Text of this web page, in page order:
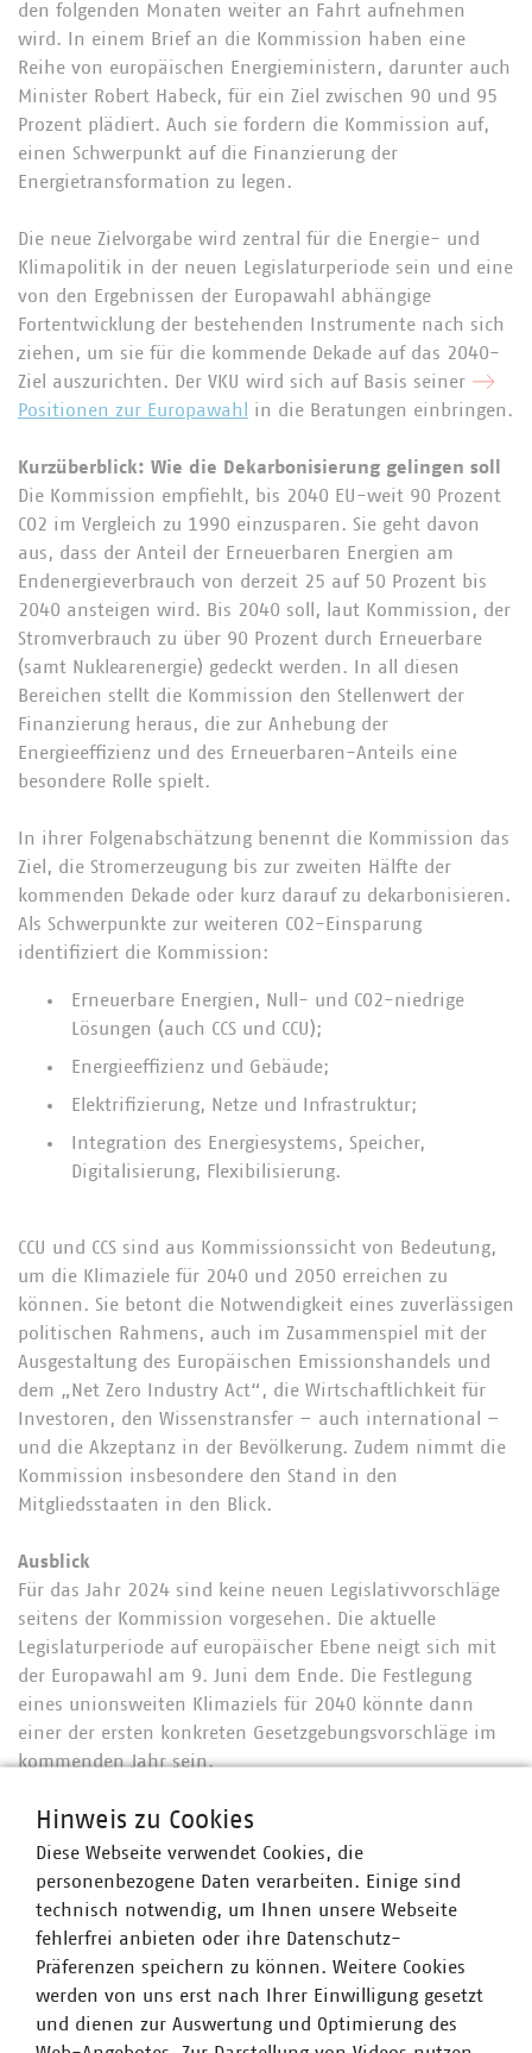
den folgenden Monaten weiter an Fahrt aufnehmen
wird. In einem Brief an die Kommission haben eine
Reihe von europäischen Energieministern, darunter auch
Minister Robert Habeck, für ein Ziel zwischen 90 und 95
Prozent plädiert. Auch sie fordern die Kommission auf,
einen Schwerpunkt auf die Finanzierung der
Energietransformation zu legen.
Die neue Zielvorgabe wird zentral für die Energie- und
Klimapolitik in der neuen Legislaturperiode sein und eine
von den Ergebnissen der Europawahl abhängige
Fortentwicklung der bestehenden Instrumente nach sich
ziehen, um sie für die kommende Dekade auf das 2040-
Ziel auszurichten. Der VKU wird sich auf Basis seiner
Positionen zur Europawahl
in die Beratungen einbringen.
Kurzüberblick: Wie die Dekarbonisierung gelingen soll
Die Kommission empfiehlt, bis 2040 EU-weit 90 Prozent
CO2 im Vergleich zu 1990 einzusparen. Sie geht davon
aus, dass der Anteil der Erneuerbaren Energien am
Endenergieverbrauch von derzeit 25 auf 50 Prozent bis
2040 ansteigen wird. Bis 2040 soll, laut Kommission, der
Stromverbrauch zu über 90 Prozent durch Erneuerbare
(samt Nuklearenergie) gedeckt werden. In all diesen
Bereichen stellt die Kommission den Stellenwert der
Finanzierung heraus, die zur Anhebung der
Energieeffizienz und des Erneuerbaren-Anteils eine
besondere Rolle spielt.
In ihrer Folgenabschätzung benennt die Kommission das
Ziel, die Stromerzeugung bis zur zweiten Hälfte der
kommenden Dekade oder kurz darauf zu dekarbonisieren.
Als Schwerpunkte zur weiteren CO2-Einsparung
identifiziert die Kommission:
Erneuerbare Energien, Null- und CO2-niedrige
Lösungen (auch CCS und CCU);
Energieeffizienz und Gebäude;
Elektrifizierung, Netze und Infrastruktur;
Integration des Energiesystems, Speicher,
Digitalisierung, Flexibilisierung.
CCU und CCS sind aus Kommissionssicht von Bedeutung,
um die Klimaziele für 2040 und 2050 erreichen zu
können. Sie betont die Notwendigkeit eines zuverlässigen
politischen Rahmens, auch im Zusammenspiel mit der
Ausgestaltung des Europäischen Emissionshandels und
dem „Net Zero Industry Act“, die Wirtschaftlichkeit für
Investoren, den Wissenstransfer – auch international –
und die Akzeptanz in der Bevölkerung. Zudem nimmt die
Kommission insbesondere den Stand in den
Mitgliedsstaaten in den Blick.
Ausblick
Für das Jahr 2024 sind keine neuen Legislativvorschläge
seitens der Kommission vorgesehen. Die aktuelle
Legislaturperiode auf europäischer Ebene neigt sich mit
der Europawahl am 9. Juni dem Ende. Die Festlegung
eines unionsweiten Klimaziels für 2040 könnte dann
einer der ersten konkreten Gesetzgebungsvorschläge im
kommenden Jahr sein.
Autorin: Lisanne Schenker, VKU-Büro Brüssel
Ansprechpartner
Hinweis zu Cookies
Diese Webseite verwendet Cookies, die
personenbezogene Daten verarbeiten. Einige sind
technisch notwendig, um Ihnen unsere Webseite
fehlerfrei anbieten oder ihre Datenschutz-
Präferenzen speichern zu können. Weitere Cookies
werden von uns erst nach Ihrer Einwilligung gesetzt
und dienen zur Auswertung und Optimierung des